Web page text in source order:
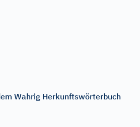
Wahrig Herkunftswörterbuch